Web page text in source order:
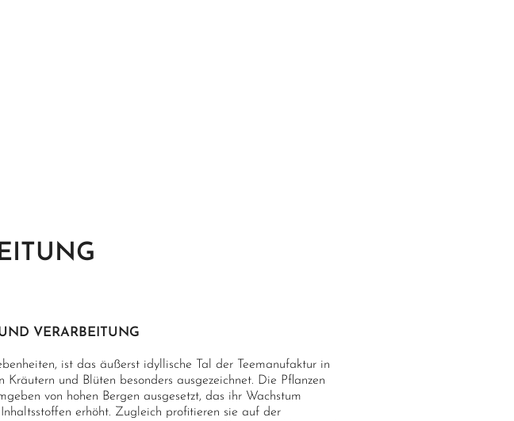
VERARBEITUNG
ist das äußerst idyllische Tal der Teemanufaktur in
und Blüten besonders ausgezeichnet. Die Pflanzen
von hohen Bergen ausgesetzt, das ihr Wachstum
erhöht. Zugleich profitieren sie auf der